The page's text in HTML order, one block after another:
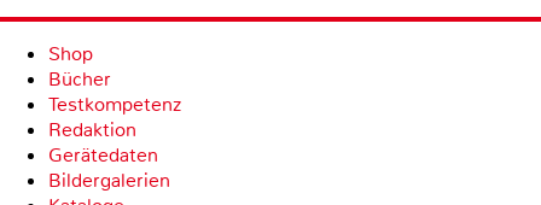
Shop
Bücher
Testkompetenz
Redaktion
Gerätedaten
Bildergalerien